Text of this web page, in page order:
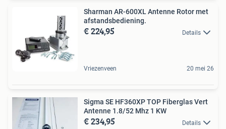
Sharman AR-600XL Antenne Rotor met
afstandsbediening.
€ 224,95 Details
Vriezenveen 20 mei 26
Sigma SE HF360XP TOP Fiberglas Vert
Antenne 1.8/52 Mhz 1 KW
€ 234,95 Details